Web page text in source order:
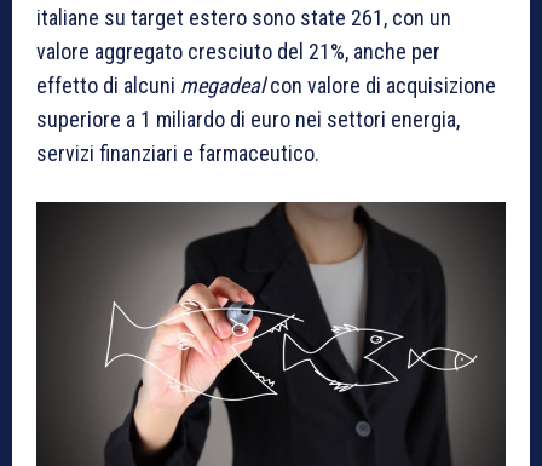
italiane su target estero sono state 261, con un
valore aggregato cresciuto del 21%, anche per
effetto di alcuni megadealcon valore di acquisizione
superiore a 1 miliardo di euro nei settori energia,
servizi finanziari e farmaceutico.